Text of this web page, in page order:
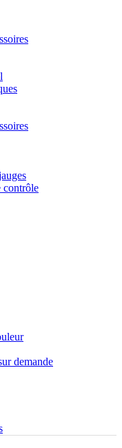
contrôle
demande